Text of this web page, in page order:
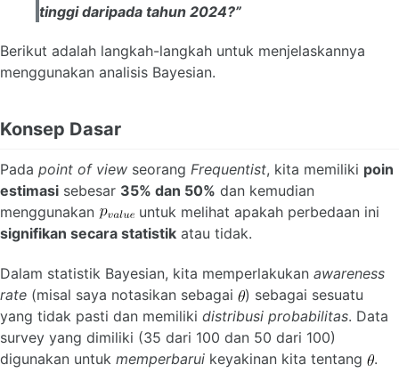
tinggi daripada tahun 2024?”
Berikut adalah langkah-langkah untuk menjelaskannya
menggunakan analisis Bayesian.
Konsep Dasar
Pada point of view seorang Frequentist, kita memiliki poin
estimasi sebesar 35% dan 50% dan kemudian
menggunakan
untuk melihat apakah perbedaan ini
signifikan secara statistik atau tidak.
Dalam statistik Bayesian, kita memperlakukan awareness
rate (misal saya notasikan sebagai
) sebagai sesuatu
yang tidak pasti dan memiliki distribusi probabilitas. Data
survey yang dimiliki (35 dari 100 dan 50 dari 100)
digunakan untuk memperbarui keyakinan kita tentang .